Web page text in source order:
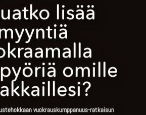
lisää
omille
vuokrauskumppanuus-ratkaisun